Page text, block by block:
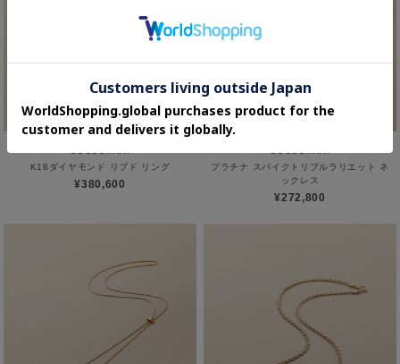
COCOSHNIK
K18ダイヤモンド リブド リング
¥380,600
COCOSHNIK
プラチナ スパイクトリプルラリエット ネ
ックレス
¥272,800